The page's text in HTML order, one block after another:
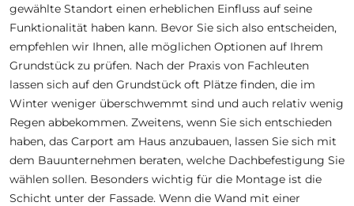
gewählte Standort einen erheblichen Einfluss auf seine
Funktionalität haben kann. Bevor Sie sich also entscheiden,
empfehlen wir Ihnen, alle möglichen Optionen auf Ihrem
Grundstück zu prüfen. Nach der Praxis von Fachleuten
lassen sich auf den Grundstück oft Plätze finden, die im
Winter weniger überschwemmt sind und auch relativ wenig
Regen abbekommen. Zweitens, wenn Sie sich entschieden
haben, das Carport am Haus anzubauen, lassen Sie sich mit
dem Bauunternehmen beraten, welche Dachbefestigung Sie
wählen sollen. Besonders wichtig für die Montage ist die
Schicht unter der Fassade. Wenn die Wand mit einer